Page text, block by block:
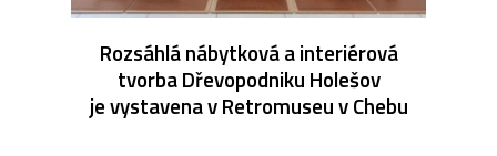
Rozsáhlá nábytková a interiérová
tvorba Dřevopodniku Holešov
je vystavena v Retromuseu v Chebu